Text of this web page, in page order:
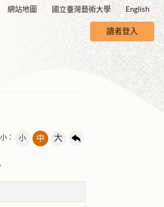
網站地圖 國立臺灣藝術大學 English
讀者登入
： 小 中 大